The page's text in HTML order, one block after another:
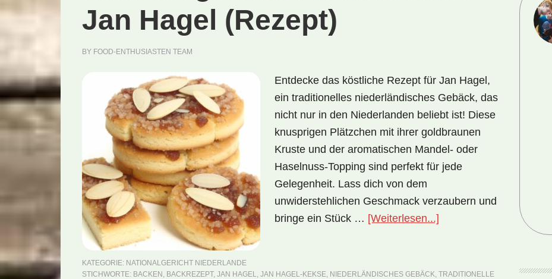
Jan Hagel (Rezept)
BY FOOD-ENTHUSIASTEN TEAM
Entdecke das köstliche Rezept für Jan Hagel,
ein traditionelles niederländisches Gebäck, das
nicht nur in den Niederlanden beliebt ist! Diese
knusprigen Plätzchen mit ihrer goldbraunen
Kruste und der aromatischen Mandel- oder
Haselnuss-Topping sind perfekt für jede
Gelegenheit. Lass dich von dem
unwiderstehlichen Geschmack verzaubern und
bringe ein Stück … [Weiterlesen...] ÜberNationalgericht
Hagel
KATEGORIE: NATIONALGERICHT NIEDERLANDE
STICHWORTE: BACKEN , BACKREZEPT, JAN HAGEL, JAN HAGEL-KEKSE, NIEDERLÄNDISCHES GEBÄCK, TRADITIONELLE